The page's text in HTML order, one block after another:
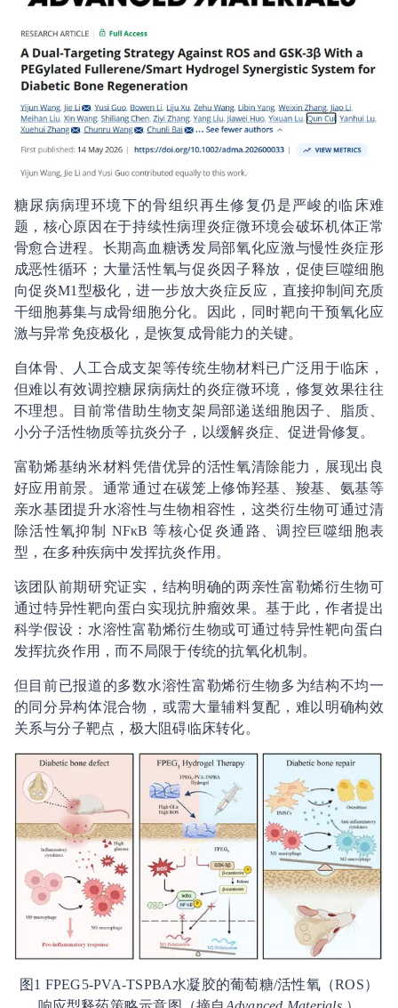
糖尿病病理环境下的骨组织再生修复仍是严峻的临床难
题，核心原因在于持续性病理炎症微环境会破坏机体正常
骨愈合进程。长期高血糖诱发局部氧化应激与慢性炎症形
成恶性循环；大量活性氧与促炎因子释放，促使巨噬细胞
向促炎M1型极化，进一步放大炎症反应，直接抑制间充质
干细胞募集与成骨细胞分化。因此，同时靶向干预氧化应
激与异常免疫极化，是恢复成骨能力的关键。
自体骨、人工合成支架等传统生物材料已广泛用于临床，
但难以有效调控糖尿病病灶的炎症微环境，修复效果往往
不理想。目前常借助生物支架局部递送细胞因子、脂质、
小分子活性物质等抗炎分子，以缓解炎症、促进骨修复。
富勒烯基纳米材料凭借优异的活性氧清除能力，展现出良
好应用前景。通常通过在碳笼上修饰羟基、羧基、氨基等
亲水基团提升水溶性与生物相容性，这类衍生物可通过清
除活性氧抑制 NFκB 等核心促炎通路、调控巨噬细胞表
型，在多种疾病中发挥抗炎作用。
该团队前期研究证实，结构明确的两亲性富勒烯衍生物可
通过特异性靶向蛋白实现抗肿瘤效果。基于此，作者提出
科学假设：水溶性富勒烯衍生物或可通过特异性靶向蛋白
发挥抗炎作用，而不局限于传统的抗氧化机制。
但目前已报道的多数水溶性富勒烯衍生物多为结构不均一
的同分异构体混合物，或需大量辅料复配，难以明确构效
关系与分子靶点，极大阻碍临床转化。
图1 FPEG5‑PVA‑TSPBA水凝胶的葡萄糖/活性氧（ROS）